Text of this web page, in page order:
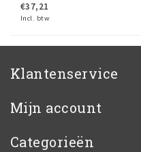
€37,21
Incl. btw
Klantenservice
Mijn account
Categorieën